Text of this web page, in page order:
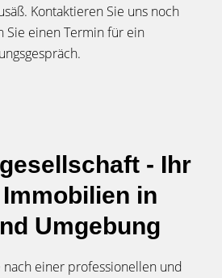
Kontaktieren Sie uns noch
Sie einen Termin für ein
- Ihr
in
Umgebung
einer professionellen und